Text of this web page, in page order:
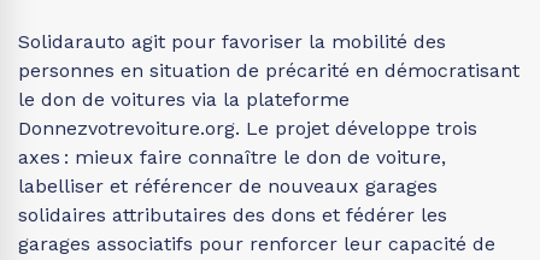
Solidarauto agit pour favoriser la mobilité des
personnes en situation de précarité en démocratisant
le don de voitures via la plateforme
Donnezvotrevoiture.org. Le projet développe trois
axes : mieux faire connaître le don de voiture,
labelliser et référencer de nouveaux garages
solidaires attributaires des dons et fédérer les
garages associatifs pour renforcer leur capacité de